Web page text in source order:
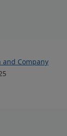
and Company